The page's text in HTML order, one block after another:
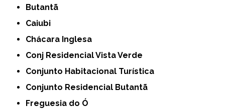
Butantã
Caiubi
Chácara Inglesa
Conj Residencial Vista Verde
Conjunto Habitacional Turística
Conjunto Residencial Butantã
Freguesia do Ó